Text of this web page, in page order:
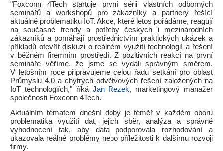
"Foxconn 4Tech startuje první sérii vlastních odborných
seminářů a workshopů pro zákazníky a partnery řešící
aktuálně problematiku IoT. Akce, které letos pořádáme, reagují
na současné trendy a potřeby českých i mezinárodních
zákazníků a pomáhají prostřednictvím praktických ukázek a
příkladů otevřít diskuzi o reálném využití technologií a řešení
v běžném firemním prostředí. Z pozitivních reakcí na první
semináře věříme, že jsme se vydali správným směrem.
V letošním roce připravujeme celou řadu setkání pro oblast
Průmyslu 4.0 a chytrých odvětvových řešení založených na
IoT technologiích," říká Jan Rezek, marketingový manažer
společnosti Foxconn 4Tech.
Aktuálním tématem dnešní doby je téměř v každém oboru
problematika využití dat, jejich sběr, analýza a správné
vyhodnocení tak, aby data podporovala rozhodování a
ukazovala reálné problémy nebo příležitosti k dalšímu rozvoji
firmy.